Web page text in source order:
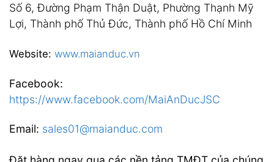
Số 6, Đường Phạm Thận Duật, Phường Thạnh Mỹ
Lợi, Thành phố Thủ Đức, Thành phố Hồ Chí Minh
Website: www.maianduc.vn
Facebook:
https://www.facebook.com/MaiAnDucJSC
Email: sales01@maianduc.com